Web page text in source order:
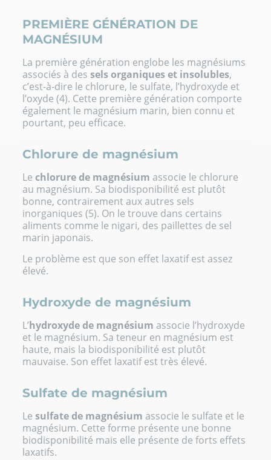
PREMIÈRE GÉNÉRATION DE
MAGNÉSIUM
La première génération englobe les magnésiums
associés à dessels organiques et insolubles,
c’est-à-dire le chlorure, le sulfate, l’hydroxyde et
l’oxyde (4). Cette première génération comporte
également le magnésium marin, bien connu et
pourtant, peu efficace.
Chlorure de magnésium
Lechlorure de magnésium associe le chlorure
au magnésium. Sa biodisponibilité est plutôt
bonne, contrairement aux autres sels
inorganiques (5). On le trouve dans certains
aliments comme le nigari, des paillettes de sel
marin japonais.
Le problème est que son effet laxatif est assez
élevé.
Hydroxyde de magnésium
L’hydroxyde de magnésium associe l’hydroxyde
et le magnésium. Sa teneur en magnésium est
haute, mais la biodisponibilité est plutôt
mauvaise. Son effet laxatif est très élevé.
Sulfate de magnésium
Lesulfate de magnésium associe le sulfate et le
magnésium. Cette forme présente une bonne
biodisponibilité mais elle présente de forts effets
laxatifs.